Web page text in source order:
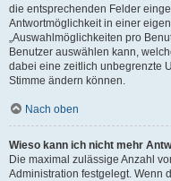
die entsprechenden Felder
Antwortmöglichkeit in einer
„Auswahlmöglichkeiten pro
Benutzer auswählen kann,
dabei eine zeitlich unbegrenzte
Stimme ändern können.
Nach oben
Wieso kann ich nicht mehr
Die maximal zulässige Anzahl
Administration festgelegt. Wenn